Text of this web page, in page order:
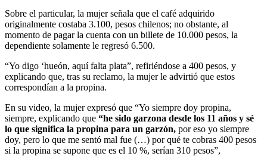
Sobre el particular, la mujer señala que el café adquirido
originalmente costaba 3.100, pesos chilenos; no obstante, al
momento de pagar la cuenta con un billete de 10.000 pesos, la
dependiente solamente le regresó 6.500.
“Yo digo ‘hueón, aquí falta plata”, refiriéndose a 400 pesos, y
explicando que, tras su reclamo, la mujer le advirtió que estos
correspondían a la propina.
En su video, la mujer expresó que “Yo siempre doy propina,
siempre, explicando que “he sido garzona desde los 11 años y sé
lo que significa la propina para un garzón, por eso yo siempre
doy, pero lo que me sentó mal fue (…) por qué te cobras 400 pesos
si la propina se supone que es el 10 %, serían 310 pesos”,